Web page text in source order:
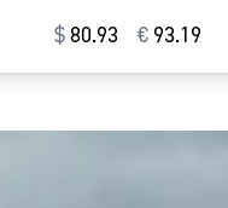
$⁠80.93 € ⁠93.19